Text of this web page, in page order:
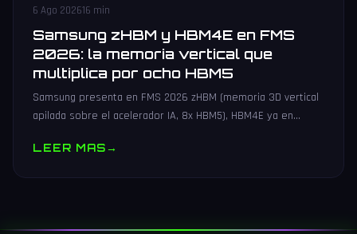
6 Ago 202616 min
Samsung zHBM y HBM4E en FMS
2026: la memoria vertical que
multiplica por ocho HBM5
Samsung presenta en FMS 2026 zHBM (memoria 3D vertical
apilada sobre el acelerador IA, 8x HBM5), HBM4E ya en
LEER MAS→